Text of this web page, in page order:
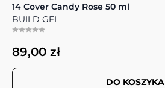
14 Cover Candy Rose 50 ml
BUILD GEL
89,00 zł
DO KOSZYKA